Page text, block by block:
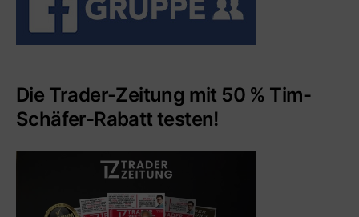
Die Trader-Zeitung mit 50 % Tim-
Schäfer-Rabatt testen!